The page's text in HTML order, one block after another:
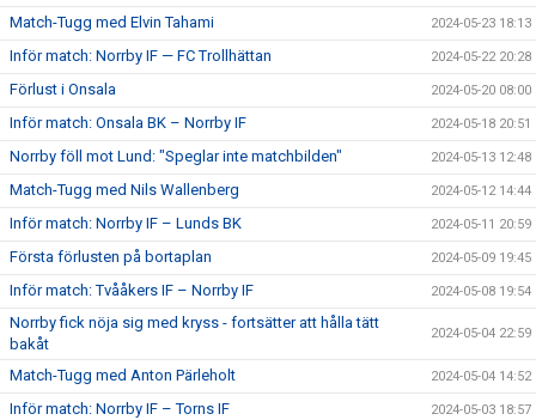
Match-Tugg med Elvin Tahami 2024-05-23 18:13
Inför match: Norrby IF — FC Trollhättan 2024-05-22 20:28
Förlust i Onsala 2024-05-20 08:00
Inför match: Onsala BK – Norrby IF 2024-05-18 20:51
Norrby föll mot Lund: "Speglar inte matchbilden" 2024-05-13 12:48
Match-Tugg med Nils Wallenberg 2024-05-12 14:44
Inför match: Norrby IF – Lunds BK 2024-05-11 20:59
Första förlusten på bortaplan 2024-05-09 19:45
Inför match: Tvååkers IF – Norrby IF 2024-05-08 19:54
Norrby fick nöja sig med kryss - fortsätter att hålla tätt
bakåt
2024-05-04 22:59
Match-Tugg med Anton Pärleholt 2024-05-04 14:52
Inför match: Norrby IF – Torns IF 2024-05-03 18:57